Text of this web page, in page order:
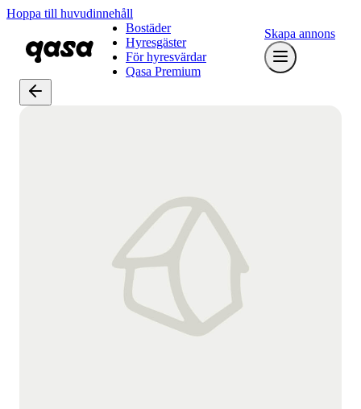
Hoppa till huvudinnehåll
Bostäder
Hyresgäster
För hyresvärdar
Qasa Premium
Skapa annons